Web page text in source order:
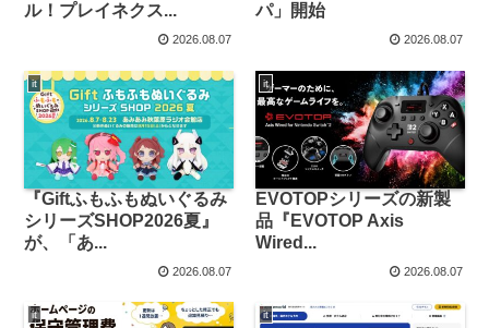
ル！プレイネクス...
2026.08.07
パ」開始
2026.08.07
it
『Giftふもふもぬいぐるみ
シリーズSHOP2026夏』
が、「あ...
2026.08.07
it
EVOTOPシリーズの新製
品『EVOTOP Axis
Wired...
2026.08.07
it it